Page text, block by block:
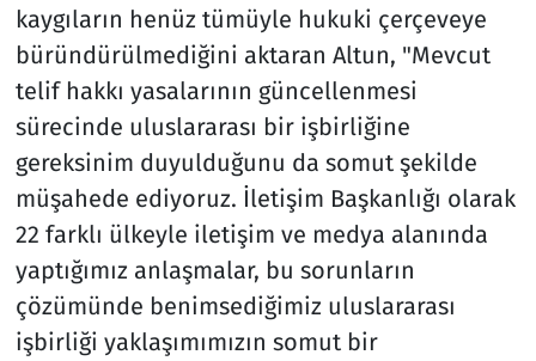
kaygıların henüz tümüyle hukuki çerçeveye
büründürülmediğini aktaran Altun, "Mevcut
telif hakkı yasalarının güncellenmesi
sürecinde uluslararası bir işbirliğine
gereksinim duyulduğunu da somut şekilde
müşahede ediyoruz. İletişim Başkanlığı olarak
22 farklı ülkeyle iletişim ve medya alanında
yaptığımız anlaşmalar, bu sorunların
çözümünde benimsediğimiz uluslararası
işbirliği yaklaşımımızın somut bir